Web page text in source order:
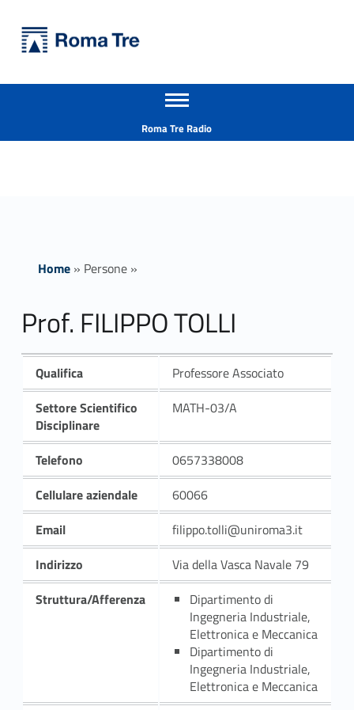
Prof. FILIPPO TOLLI insegnamenti - Università Roma Tre
Apri il menu secondario
Roma Tre Radio
Home» Persone»
Prof. FILIPPO TOLLI
Qualifica
Professore Associato
Settore Scientifico
Disciplinare
MATH-03/A
Telefono
0657338008
Cellulare aziendale
60066
Email
filippo.tolli@uniroma3.it
Indirizzo
Via della Vasca Navale 79
Struttura/Afferenza
Dipartimento di
Ingegneria Industriale,
Elettronica e Meccanica
Dipartimento di
Ingegneria Industriale,
Elettronica e Meccanica